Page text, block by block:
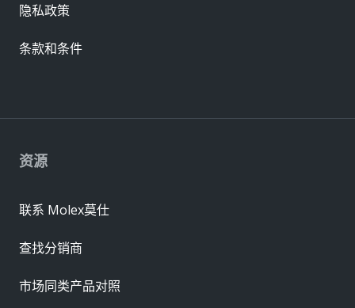
资源
联系 Molex莫仕
查找分销商
市场同类产品对照
隐私政策
条款和条件